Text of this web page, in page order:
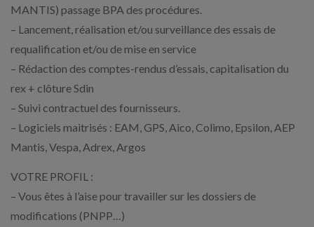
MANTIS) passage BPA des procédures.
– Lancement, réalisation et/ou surveillance des essais de
requalification et/ou de mise en service
– Rédaction des comptes-rendus d’essais, capitalisation du
rex + clôture Sdin
– Suivi contractuel des fournisseurs.
– Logiciels maitrisés : EAM, GPS, Aico, Colimo, Epsilon, AEP
Mantis, Vespa, Adrex, Argos
VOTRE PROFIL :
– Vous êtes à l’aise pour travailler sur les dossiers de
modifications (PNPP…)